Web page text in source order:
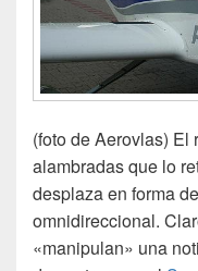
(foto de Aerovlas) El
alambradas que lo
desplaza en forma
omnidireccional.
«manipulan» una